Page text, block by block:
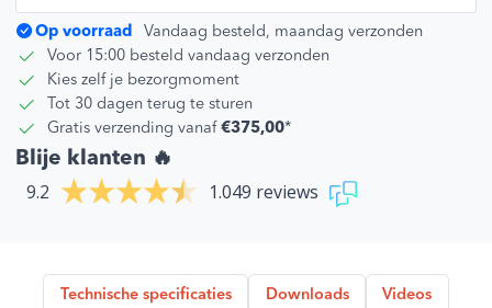
RD 40203-10N4
Stuur gerust je plattegrond door met je wensen voor een
oplossing die past bij jou situatie.
Op voorraad
Vandaag besteld, maandag verzonden
Voor 15:00 besteld vandaag verzonden
Kies zelf je bezorgmoment
Tot 30 dagen terug te sturen
Gratis verzending vanaf €375,00*
Blije klanten 🔥
9.2 1.049 reviews
Technische specificaties Downloads Videos